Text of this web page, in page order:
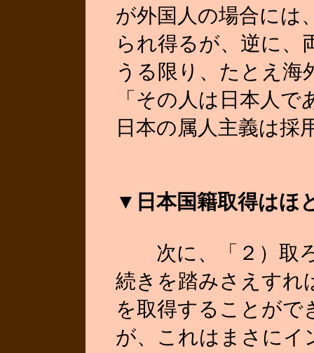
が外国人の場合には
られ得るが、逆に、
うる限り、たとえ海
「その人は日本人
日本の属人主義は採
▼日本国籍取得はほ
次に、「２）取ろ
続きを踏みさえすれ
を取得することがで
が、これはまさにイ